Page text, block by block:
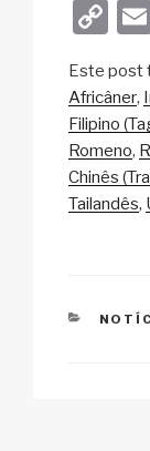
C
p
y
Li
n
Este post
Africâner
Filipino
Romeno
Chinês
Tailandês